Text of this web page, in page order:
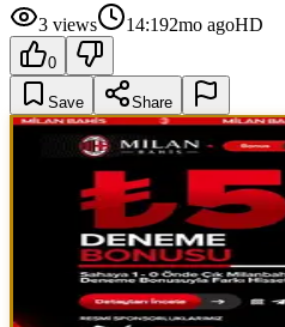
3 views 14:192mo agoHD
0
Save Share